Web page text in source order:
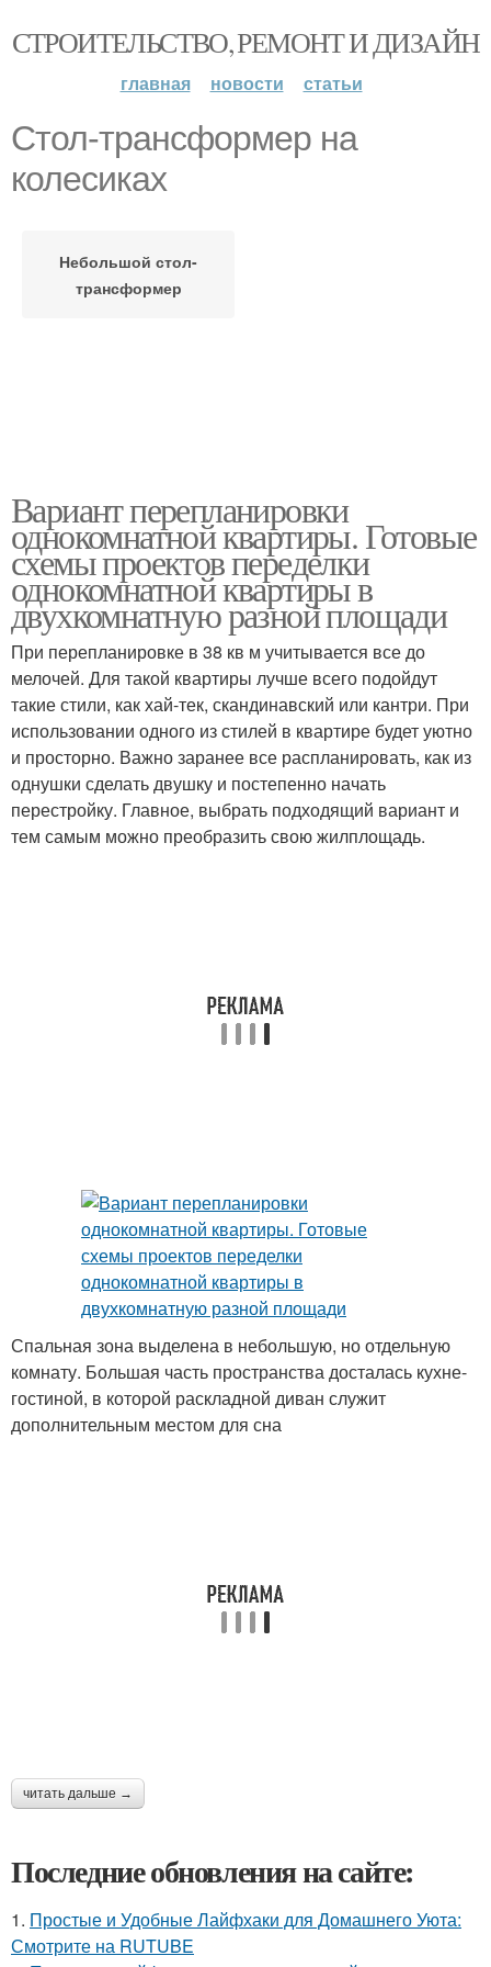
СТРОИТЕЛЬСТВО, РЕМОНТ И ДИЗАЙН
главная новости статьи
Стол-трансформер на
колесиках
Небольшой стол-
трансформер
Вариант перепланировки
однокомнатной квартиры. Готовые
схемы проектов переделки
однокомнатной квартиры в
двухкомнатную разной площади
При перепланировке в 38 кв м учитывается все до
мелочей. Для такой квартиры лучше всего подойдут
такие стили, как хай-тек, скандинавский или кантри. При
использовании одного из стилей в квартире будет уютно
и просторно. Важно заранее все распланировать, как из
однушки сделать двушку и постепенно начать
перестройку. Главное, выбрать подходящий вариант и
тем самым можно преобразить свою жилплощадь.
Спальная зона выделена в небольшую, но отдельную
комнату. Большая часть пространства досталась кухне-
гостиной, в которой раскладной диван служит
дополнительным местом для сна
читать дальше →
Последние обновления на сайте:
1. Простые и Удобные Лайфхаки для Домашнего Уюта:
Смотрите на RUTUBE